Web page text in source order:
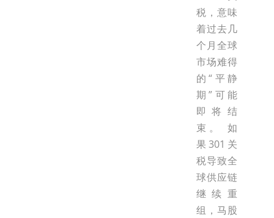
税，意味
着过去几
个月全球
市场难得
的“平静
期”可能
即将结
束。 如
果301关
税导致全
球供应链
继续重
组，马股